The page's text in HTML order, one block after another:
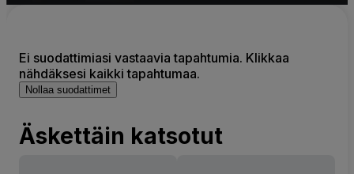
Ei suodattimiasi vastaavia tapahtumia. Klikkaa
nähdäksesi kaikki tapahtumaa.
Nollaa suodattimet
Äskettäin katsotut